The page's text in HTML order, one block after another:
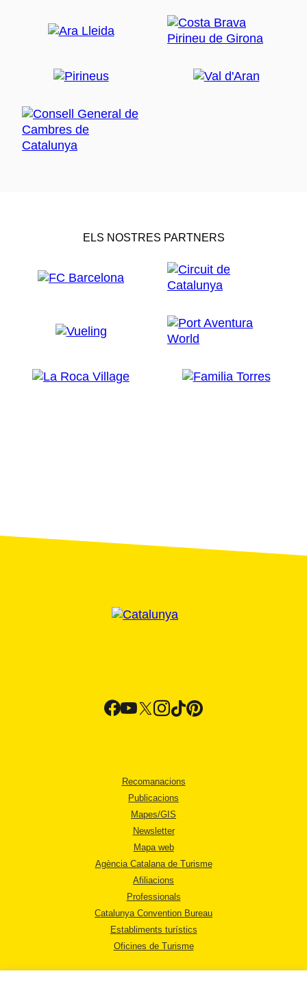
ELS NOSTRES PARTNERS
Recomanacions
Publicacions
Mapes/GIS
Newsletter
Mapa web
Agència Catalana de Turisme
Afiliacions
Professionals
Catalunya Convention Bureau
Establiments turístics
Oficines de Turisme